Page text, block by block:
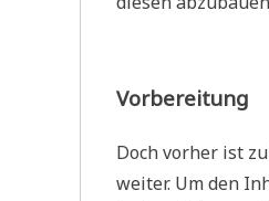
Vorbereitung
Doch vorher ist
weiter. Um den